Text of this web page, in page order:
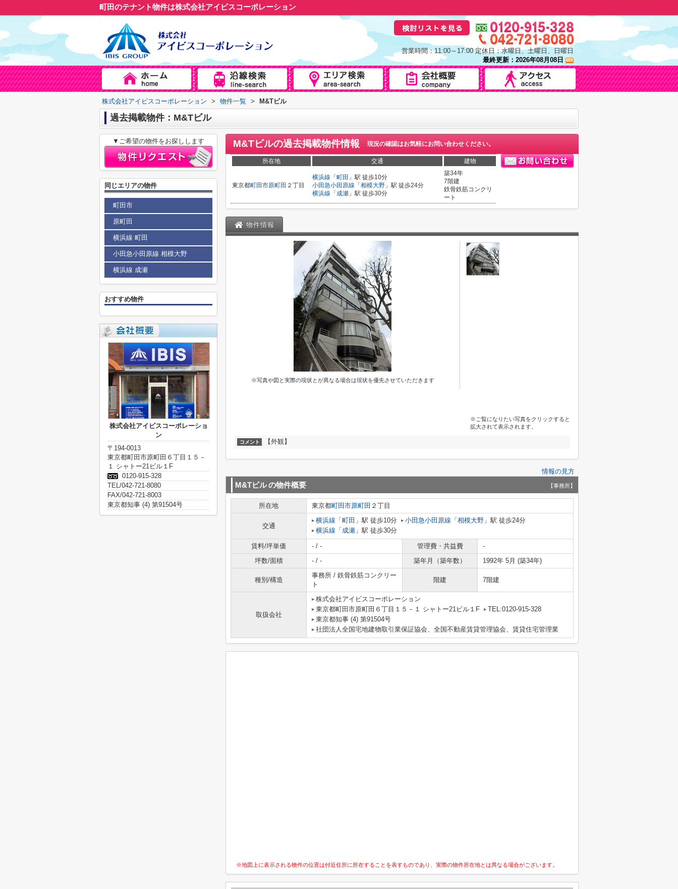
町田のテナント物件は株式会社アイビスコーポレーション
営業時間：11:00～17:00 定休日：水曜日、土曜日、日曜日
最終更新：2026年08月08日
株式会社アイビスコーポレーション > 物件一覧 > M&Tビル
過去掲載物件：M&Tビル
M&Tビルの過去掲載物件情報 現況の確認はお気軽にお問い合わせください。
所在地 交通 建物
東京都町田市原町田 ２丁目
横浜線 「 町田 」駅 徒歩10分
小田急小田原線 「 相模大野 」駅 徒歩24分
横浜線 「 成瀬 」駅 徒歩30分
築34年
7階建
鉄骨鉄筋コンクリ
ート
物件情報
※写真や図と実際の現状とが異なる場合は現状を優先させていただきます
※ご覧になりたい写真をクリックすると
拡大されて表示されます。
コメント 【外観】
情報の見方
M&Tビルの物件概要 【事務所】
所在地 東京都町田市原町田 ２丁目
交通
横浜線 「 町田 」駅 徒歩10分 小田急小田原線 「 相模大野 」駅 徒歩24分
横浜線 「 成瀬 」駅 徒歩30分
賃料/坪単価 - / - 管理費・共益費
-
坪数/面積
- / - 築年月（築年数） 1992年 5月 (築34年)
種別/構造
事務所 / 鉄骨鉄筋コンクリー
ト
階建 7階建
取扱会社
株式会社アイビスコーポレーション
東京都町田市原町田６丁目１５－１ シャトー21ビル１F
TEL:0120-915-328
東京都知事 (4) 第91504号
社団法人全国宅地建物取引業保証協会、全国不動産賃貸管理協会、賃貸住宅管理業
※地図上に表示される物件の位置は付近住所に所在することを表すものであり、実際の物件所在地とは異なる場合がございます。
▼ご希望の物件をお探しします
同じエリアの物件
町田市
原町田
横浜線 町田
小田急小田原線 相模大野
横浜線 成瀬
おすすめ物件
株式会社アイビスコーポレーショ
ン
〒194-0013
東京都町田市原町田６丁目１５－
１ シャトー21ビル１F
0120-915-328
TEL/042-721-8080
FAX/042-721-8003
東京都知事 (4) 第91504号